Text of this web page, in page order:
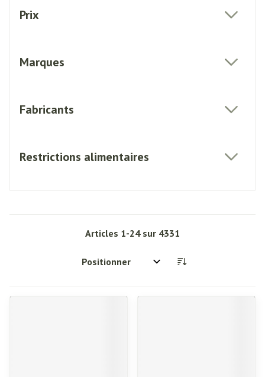
Prix
Marques
Fabricants
Restrictions alimentaires
Articles 1-24sur 4331
Trier par: